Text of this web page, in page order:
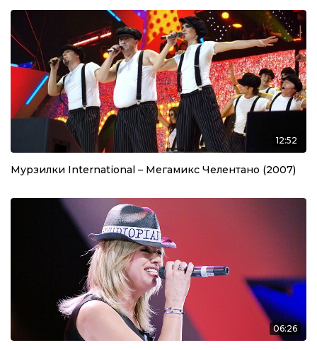
12:52
Мурзилки International – Мегамикс Челентано (2007)
06:26